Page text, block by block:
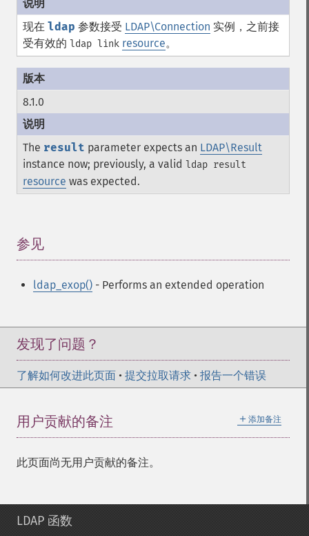
现在 ldap 参数接受 LDAP\Connection 实例，之前接
受有效的 ldap link resource。
8.1.0
The result parameter expects an LDAP\Result
instance now; previously, a valid ldap result
resource was expected.
参见
ldap_exop() - Performs an extended operation
发现了问题？
了解如何改进此页面 • 提交拉取请求 • 报告一个错误
＋ 添加备注
用户贡献的备注
此页面尚无用户贡献的备注。
LDAP 函数